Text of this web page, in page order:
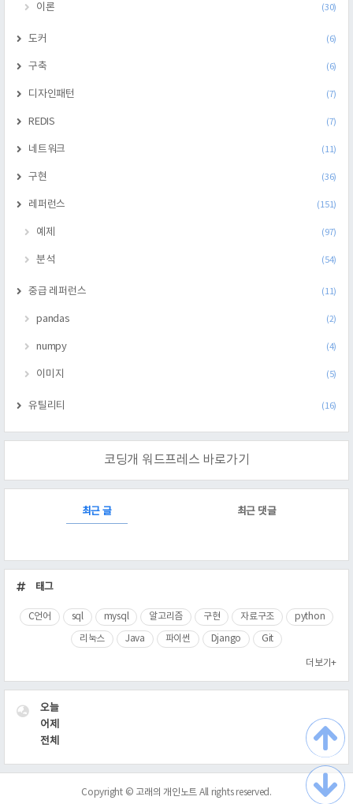
이론 (30)
도커 (6)
구축 (6)
디자인패턴 (7)
REDIS (7)
네트워크 (11)
구현 (36)
레퍼런스 (151)
예제 (97)
분석 (54)
중급 레퍼런스 (11)
pandas (2)
numpy (4)
이미지 (5)
유틸리티 (16)
코딩개 워드프레스 바로가기
최근 글 최근 댓글
근
글
태그
C언어 sql mysql 알고리즘 구현 자료구조 python
리눅스 Java 파이썬 Django Git
더보기+
VISITOR오늘
어제
전체
Copyright © 고래의 개인노트 All rights reserved.